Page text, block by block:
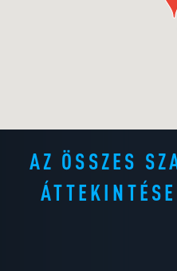
AZ ÖSSZES